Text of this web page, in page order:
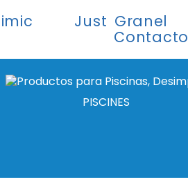
Just Granel
Contacto
PISCINES